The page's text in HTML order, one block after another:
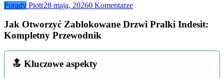
Porady Piotr28 maja, 20260 Komentarze
Jak Otworzyć Zablokowane Drzwi Pralki Indesit:
Kompletny Przewodnik
🔝 Kluczowe aspekty